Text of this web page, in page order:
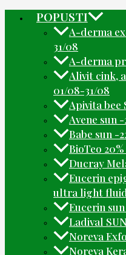
POPUSTI
A-derma
31/08
A-derma
Alivit cink,
01/08-31/08
Apivita bee
Avene sun
Babe sun -
BioTeo
Ducray
Eucerin
ultra light
Eucerin
Ladival
Noreva
Noreva